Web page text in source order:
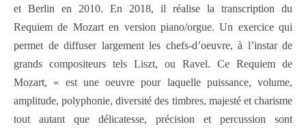
et Berlin en 2010. En 2018, il réalise la transcription du
Requiem de Mozart en version piano/orgue. Un exercice qui
permet de diffuser largement les chefs-d’oeuvre, à l’instar de
grands compositeurs tels Liszt, ou Ravel. Ce Requiem de
Mozart, « est une oeuvre pour laquelle puissance, volume,
amplitude, polyphonie, diversité des timbres, majesté et charisme
tout autant que délicatesse, précision et percussion sont